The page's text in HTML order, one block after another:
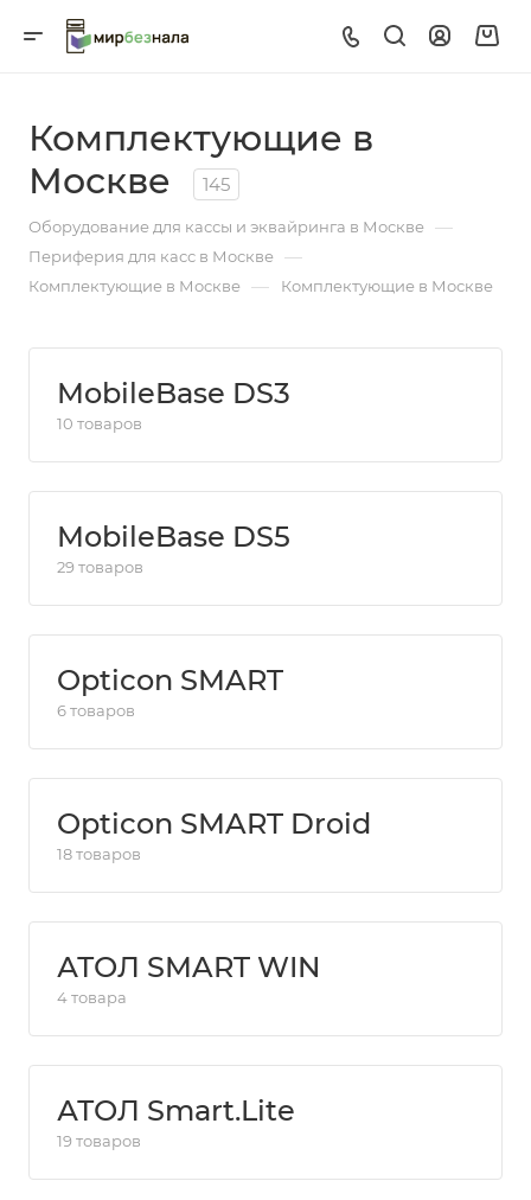
Комплектующие в
Москве
145
Оборудование для кассы и эквайринга в Москве —
Периферия для касс в Москве —
Комплектующие в Москве — Комплектующие в Москве
MobileBase DS3
10 товаров
MobileBase DS5
29 товаров
Opticon SMART
6 товаров
Opticon SMART Droid
18 товаров
АТОЛ SMART WIN
4 товара
АТОЛ Smart.Lite
19 товаров